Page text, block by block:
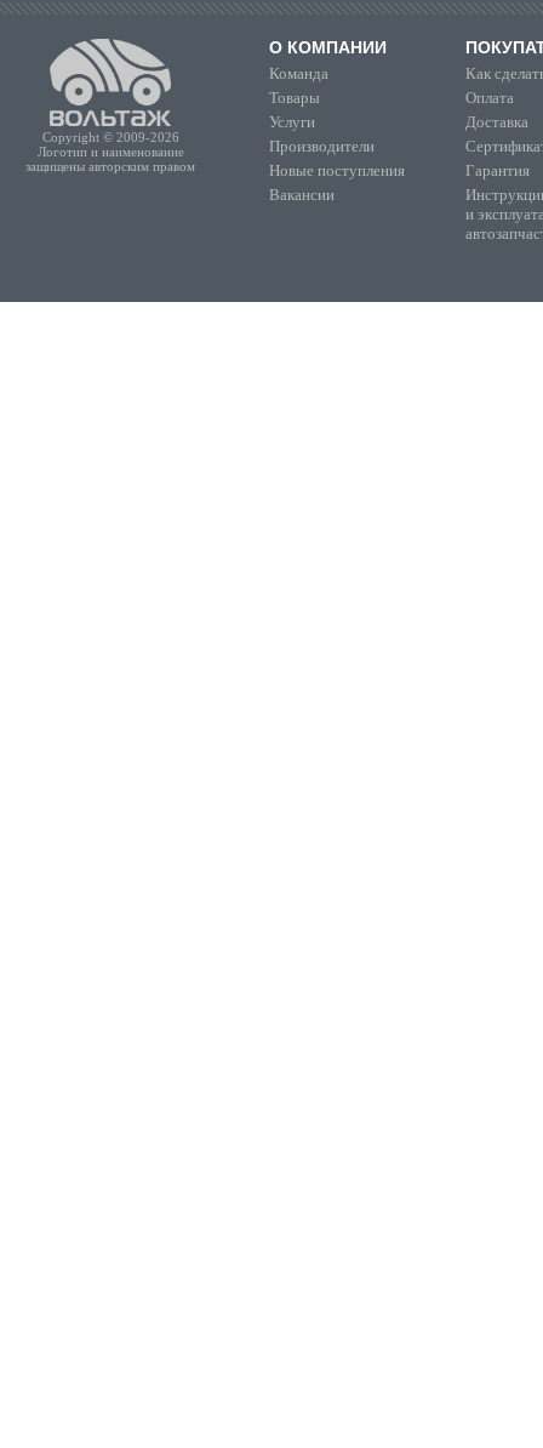
Copyright © 2009-2026
Логотип и наименование
защищены авторским правом
О КОМПАНИИ
Команда
Товары
Услуги
Производители
Новые поступления
Вакансии
Как
Оплата
Доставка
Гарантия
и